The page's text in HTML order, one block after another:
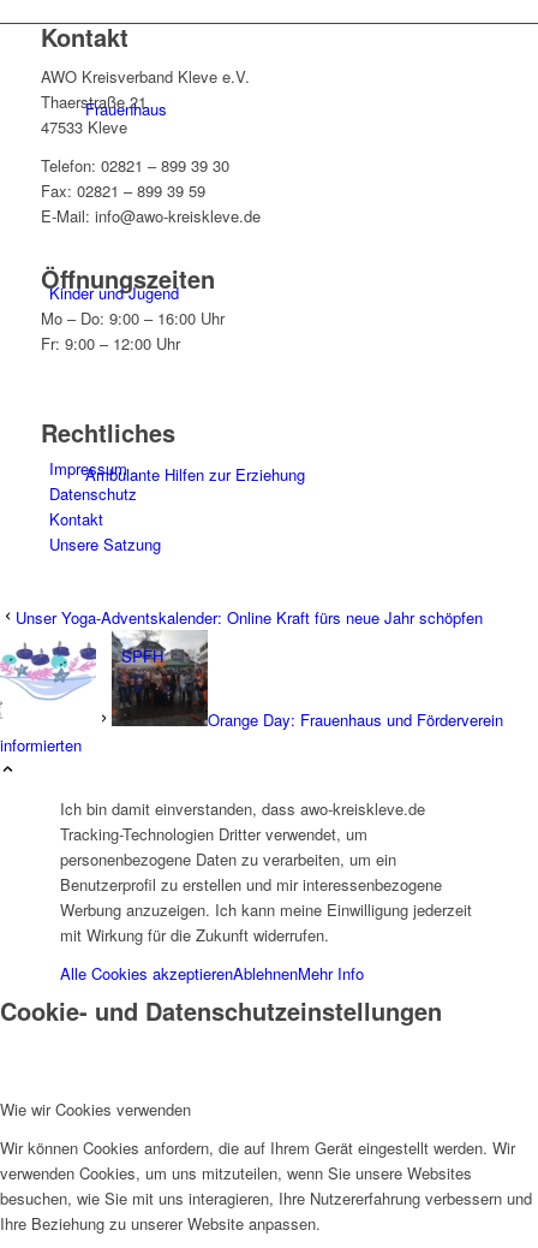
Frauenhaus
Kinder und Jugend
Ambulante Hilfen zur Erziehung
SPFH
UFH
Erziehungsbeistand
AHOI
Kontakt
AWO Kreisverband Kleve e.V.
Thaerstraße 21
47533 Kleve
Telefon: 02821 – 899 39 30
Fax: 02821 – 899 39 59
E-Mail: info@awo-kreiskleve.de
Öffnungszeiten
Mo – Do: 9:00 – 16:00 Uhr
Fr: 9:00 – 12:00 Uhr
Rechtliches
Impressum
Datenschutz
Kontakt
Unsere Satzung
Unser Yoga-Adventskalender: Online Kraft fürs neue Jahr schöpfen
Orange Day: Frauenhaus und Förderverein
informierten
Ich bin damit einverstanden, dass awo-kreiskleve.de
Tracking-Technologien Dritter verwendet, um
personenbezogene Daten zu verarbeiten, um ein
Benutzerprofil zu erstellen und mir interessenbezogene
Werbung anzuzeigen. Ich kann meine Einwilligung jederzeit
mit Wirkung für die Zukunft widerrufen.
Alle Cookies akzeptierenAblehnenMehr Info
Cookie- und Datenschutzeinstellungen
Wie wir Cookies verwenden
Wir können Cookies anfordern, die auf Ihrem Gerät eingestellt werden. Wir
verwenden Cookies, um uns mitzuteilen, wenn Sie unsere Websites
besuchen, wie Sie mit uns interagieren, Ihre Nutzererfahrung verbessern und
Ihre Beziehung zu unserer Website anpassen.